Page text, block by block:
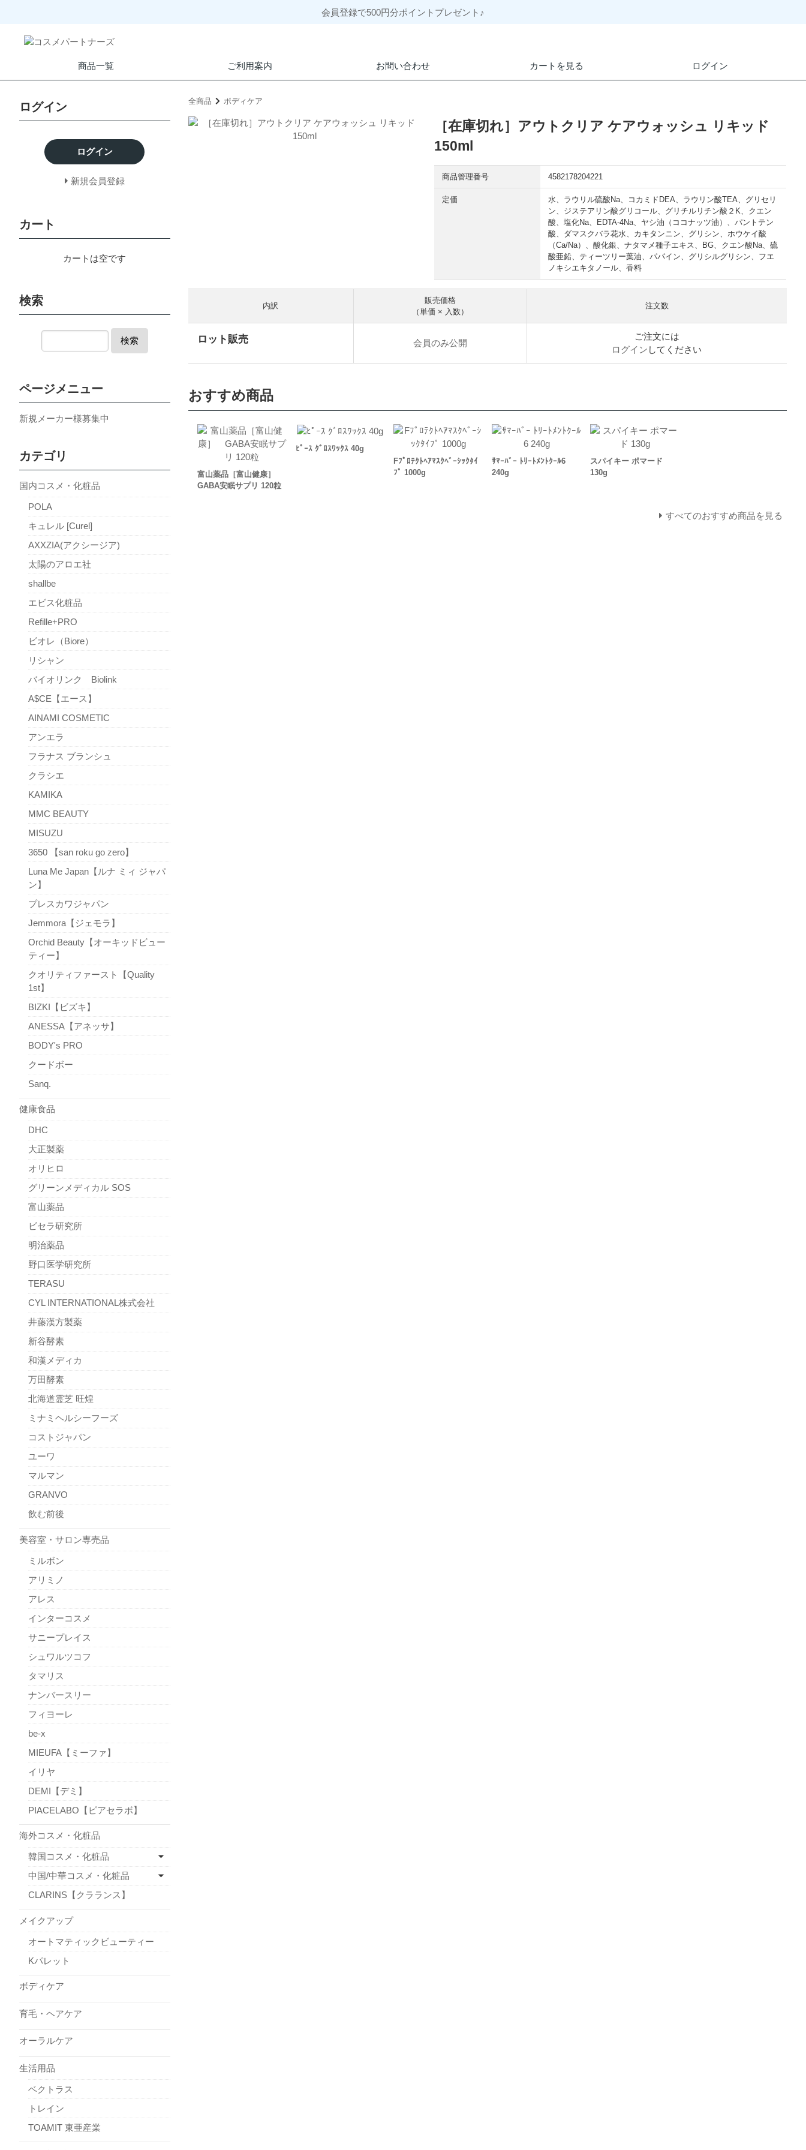
会員登録で500円分ポイントプレゼント♪
商品一覧 ご利用案内 お問い合わせ カートを見る ログイン
全商品 ボディケア
［在庫切れ］アウトクリア ケアウォッシュ リキッド
150ml
商品管理番号 4582178204221
定価
水、ラウリル硫酸Na、コカミドDEA、ラウリン酸TEA、グリセリ
ン、ジステアリン酸グリコール、グリチルリチン酸２K、クエン
酸、塩化Na、EDTA-4Na、ヤシ油（ココナッツ油）、パントテン
酸、ダマスクバラ花水、カキタンニン、グリシン、ホウケイ酸
（Ca/Na）、酸化銀、ナタマメ種子エキス、BG、クエン酸Na、硫
酸亜鉛、ティーツリー葉油、パパイン、グリシルグリシン、フエ
ノキシエキタノール、香料
内訳
販売価格
（単価 × 入数）
注文数
ロット販売 会員のみ公開
ご注文には
ログイン してください
おすすめ商品
富山薬品［富山健康］
GABA安眠サプリ 120粒
ﾋﾟｰｽ ｸﾞﾛｽﾜｯｸｽ 40g
Fﾌﾟﾛﾃｸﾄﾍｱﾏｽｸﾍﾞｰｼｯｸﾀｲ
ﾌﾟ 1000g
ｻﾏｰﾊﾞｰ ﾄﾘｰﾄﾒﾝﾄｸｰﾙ6
240g
スパイキー ポマード
130g
すべてのおすすめ商品を見る
ログイン
ログイン
新規会員登録
カート
カートは空です
検索
検索
ページメニュー
新規メーカー様募集中
カテゴリ
国内コスメ・化粧品
POLA
キュレル [Curel]
AXXZIA(アクシージア)
太陽のアロエ社
shallbe
エビス化粧品
Refille+PRO
ビオレ（Biore）
リシャン
バイオリンク Biolink
A$CE【エース】
AINAMI COSMETIC
アンエラ
フラナス ブランシュ
クラシエ
KAMIKA
MMC BEAUTY
MISUZU
3650 【san roku go zero】
Luna Me Japan【ルナ ミィ ジャパ
ン】
プレスカワジャパン
Jemmora【ジェモラ】
Orchid Beauty【オーキッドビュー
ティー】
クオリティファースト【Quality
1st】
BIZKI【ビズキ】
ANESSA【アネッサ】
BODY's PRO
クードボー
Sanq.
健康食品
DHC
大正製薬
オリヒロ
グリーンメディカル SOS
富山薬品
ビセラ研究所
明治薬品
野口医学研究所
TERASU
CYL INTERNATIONAL株式会社
井藤漢方製薬
新谷酵素
和漢メディカ
万田酵素
北海道霊芝 旺煌
ミナミヘルシーフーズ
コストジャパン
ユーワ
マルマン
GRANVO
飲む前後
美容室・サロン専売品
ミルボン
アリミノ
アレス
インターコスメ
サニープレイス
シュワルツコフ
タマリス
ナンバースリー
フィヨーレ
be-x
MIEUFA【ミーファ】
イリヤ
DEMI【デミ】
PIACELABO【ピアセラボ】
海外コスメ・化粧品
韓国コスメ・化粧品
中国/中華コスメ・化粧品
CLARINS【クラランス】
メイクアップ
オートマティックビューティー
Kパレット
ボディケア
育毛・ヘアケア
オーラルケア
生活用品
ベクトラス
トレイン
TOAMIT 東亜産業